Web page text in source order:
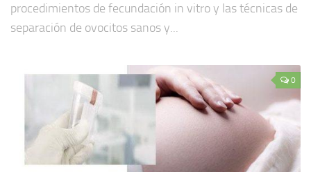
procedimientos de fecundación in vitro y las técnicas de
separación de ovocitos sanos y...
0